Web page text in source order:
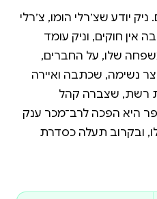
יודע שצ׳רלי הומו, צ׳רלי
אין חוקים, וניק עומד
שלו, על החברים,
נשימה, שכתבה ואיירה
רשת, שצברה קהל
היא הפכה לרב־מכר ענק
ובקרוב תעלה כסדרת
מטרה במסכי מחשב,